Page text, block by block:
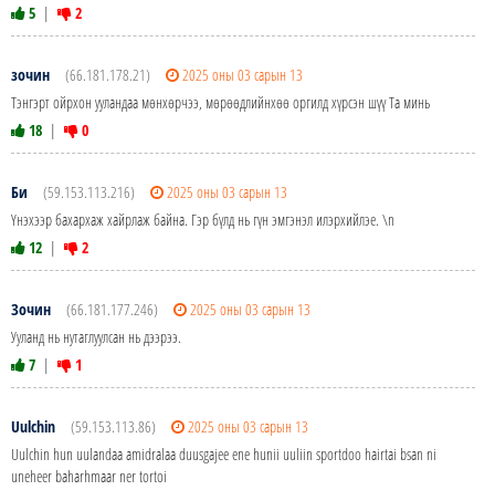
5 | 2
зочин (66.181.178.21)
2025 оны 03 сарын 13
Тэнгэрт ойрхон ууландаа мөнхөрчээ, мөрөөдлийнхөө оргилд хүрсэн шүү Та минь
18 | 0
Би (59.153.113.216)
2025 оны 03 сарын 13
Үнэхээр бахархаж хайрлаж байна. Гэр бүлд нь гүн эмгэнэл илэрхийлэе. \n
12 | 2
Зочин (66.181.177.246)
2025 оны 03 сарын 13
Ууланд нь нутаглуулсан нь дээрээ.
7 | 1
Uulchin (59.153.113.86)
2025 оны 03 сарын 13
Uulchin hun uulandaa amidralaa duusgajee ene hunii uuliin sportdoo hairtai bsan ni
uneheer baharhmaar ner tortoi